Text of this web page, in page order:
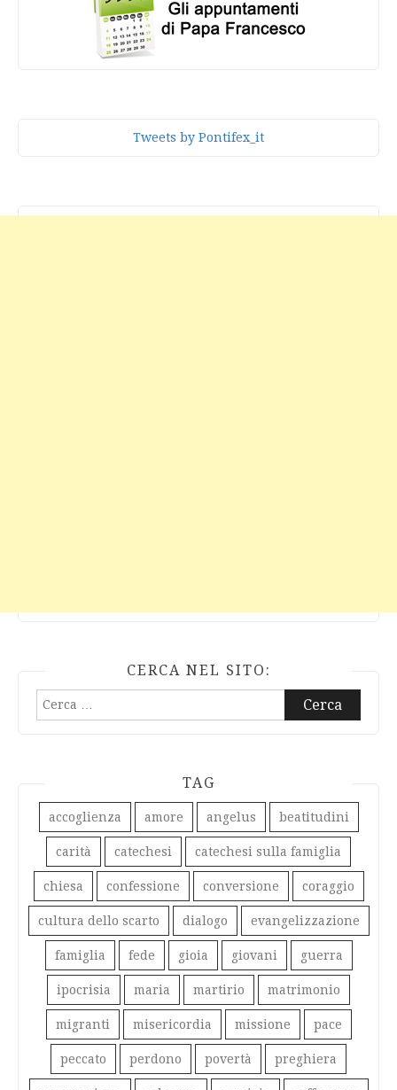
Tweets by Pontifex_it
CERCA NEL SITO:
Ricerca
per:
TAG
accoglienza amore angelus beatitudini
carità catechesi catechesi sulla famiglia
chiesa confessione conversione coraggio
cultura dello scarto dialogo evangelizzazione
famiglia fede gioia giovani guerra
ipocrisia maria martirio matrimonio
migranti misericordia missione pace
peccato perdono povertà preghiera